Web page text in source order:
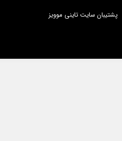
پشتیبان سایت تاینی موویز